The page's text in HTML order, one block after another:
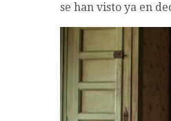
se han visto ya en